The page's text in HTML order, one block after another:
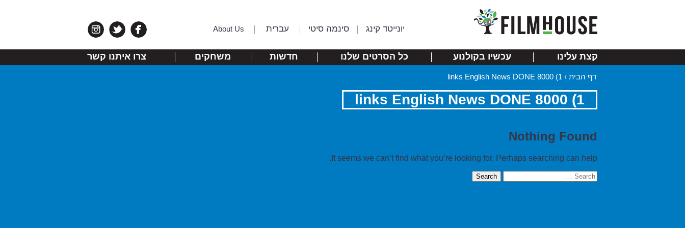
יונייטד קינג סינמה סיטי עברית About Us
קצת עלינו עכשיו בקולנוע כל הסרטים שלנו חדשות משחקים צרו איתנו קשר
דף הבית ›
1) 8000 links English News DONE
1) 8000 links English News DONE
Nothing Found
It seems we can’t find what you’re looking for. Perhaps searching can help.
Search
for: